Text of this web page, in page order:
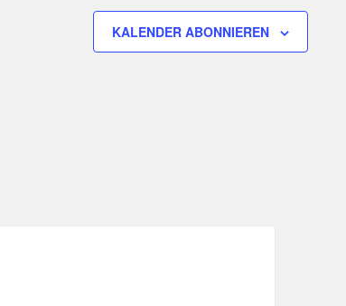
KALENDER ABONNIEREN